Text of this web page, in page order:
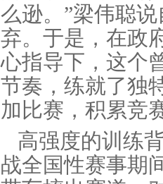
么逊。”梁伟聪
弃。于是，在政
心指导下，这个
节奏，练就了独
加比赛，积累竞
高强度的训练
战全国性赛事期